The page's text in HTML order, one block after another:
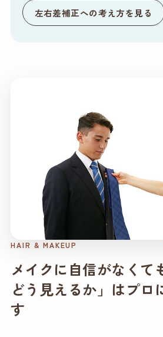
左右差補正への考え方を見る
HAIR & MAKEUP
メイクに自信がなくて
どう見えるか」はプロ
す